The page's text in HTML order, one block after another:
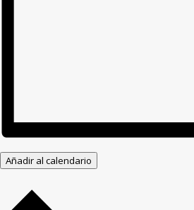
Añadir al calendario